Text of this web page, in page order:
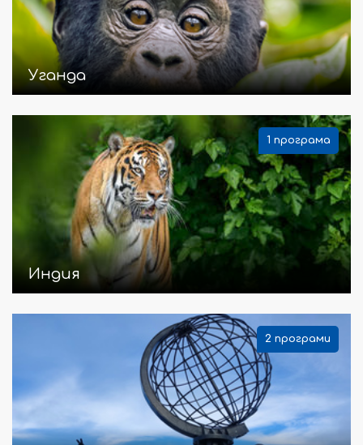
Уганда
1 програма
Индия
2 програми